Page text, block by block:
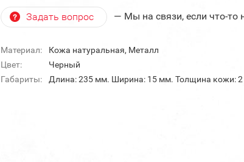
Задать вопрос — Мы на связи, если что-то
Материал:
Кожа натуральная, Металл
Цвет:
Черный
Габариты:
Длина: 235 мм. Ширина: 15 мм. Толщина кожи: